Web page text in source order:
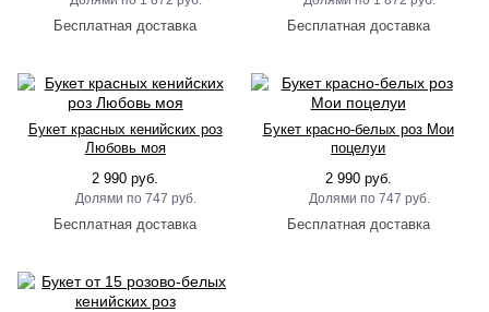
Букет красных кенийских роз
Любовь моя
2 990 руб.
747 руб.
Букет красно-белых роз Мои
поцелуи
2 990 руб.
747 руб.